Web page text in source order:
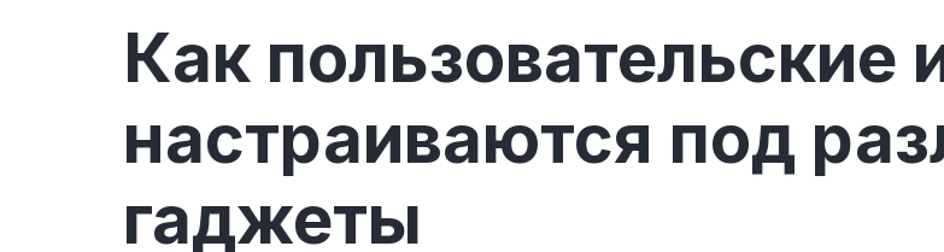
Как пользовательские
настраиваются под
гаджеты